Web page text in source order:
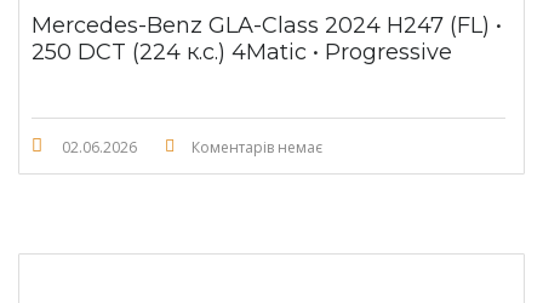
Mercedes-Benz GLA-Class 2024 H247 (FL) •
250 DCT (224 к.с.) 4Matic • Progressive
02.06.2026 Коментарів немає